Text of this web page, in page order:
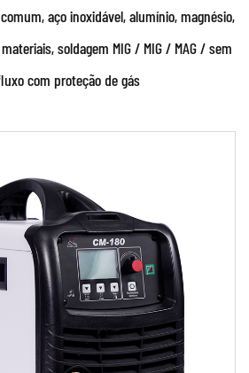
Parâmetros:
• Controle digital
unidade de controle de
MAIS INFORMAÇÃO
aço inoxidável, alumínio, magnésio,
soldagem MIG / MIG / MAG / sem
com proteção de gás